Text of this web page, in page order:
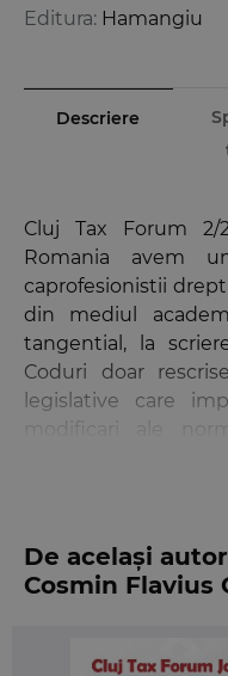
Editura: Hamangiu
Descriere
Cluj Tax Forum 2/
Romania avem
caprofesionistii
din mediul
tangential, la
Coduri doar
legislative care
(secundare,
impedimente ale
cele mai mari erori
sunt vizibil depasite,
De același
Cosmin Flavius